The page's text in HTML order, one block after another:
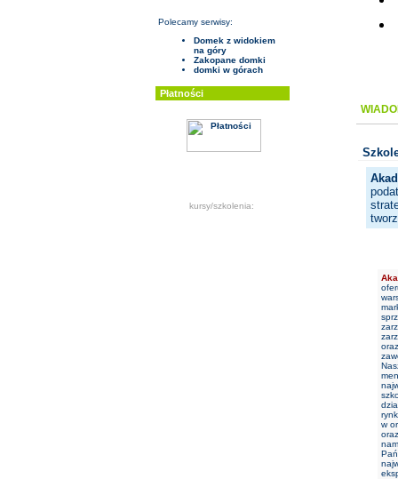
Polecamy serwisy:
Domek z widokiem
na góry
Zakopane domki
domki w górach
Płatności
kursy/szkolenia:
w